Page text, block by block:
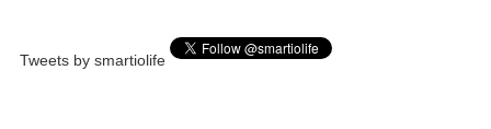
Tweets by smartiolife